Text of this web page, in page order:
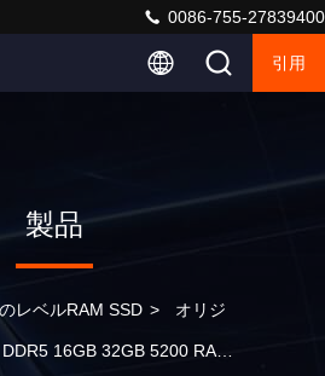
0086-755-27839400
引用
製品
レベルRAM SSD > オリジ
16GB 32GB 5200 RAM